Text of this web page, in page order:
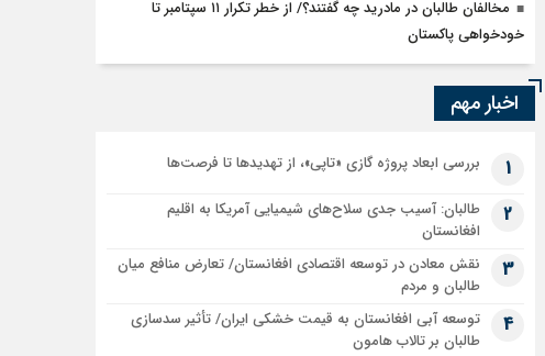
مخالفان طالبان در مادرید چه گفتند؟/ از خطر تکرار ۱۱ سپتامبر تا
خودخواهی پاکستان
اخبار مهم
1 بررسی ابعاد پروژه گازی «تاپی»، از تهدیدها تا فرصت‌ها
2
طالبان: آسیب جدی سلاح‌های شیمیایی آمریکا به اقلیم
افغانستان
3
نقش معادن در توسعه اقتصادی افغانستان/ تعارض منافع میان
طالبان و مردم
4
توسعه آبی افغانستان به قیمت خشکی ایران/ تأثیر سدسازی
طالبان بر تالاب هامون